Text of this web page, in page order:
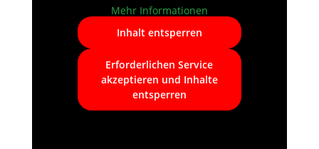
Mehr Informationen
Inhalt entsperren
Erforderlichen Service
akzeptieren und Inhalte
entsperren